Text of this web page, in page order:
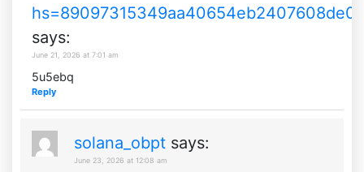
says:
June 21, 2026 at 7:01 am
5u5ebq
Reply
solana_obpt says:
June 23, 2026 at 12:08 am